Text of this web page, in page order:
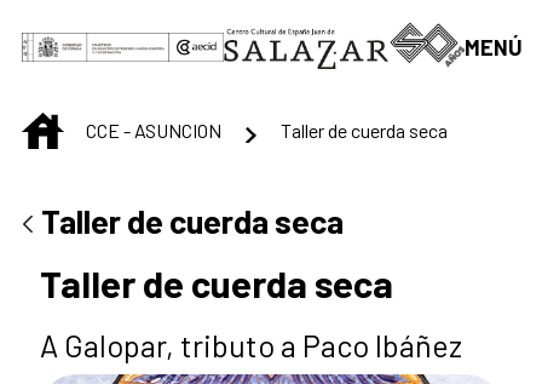
Saltar al contenido principal
MENÚ
INICIOCCE - ASUNCION Taller de cuerda seca
Taller de cuerda seca
Taller de cuerda seca
A Galopar, tributo a Paco Ibáñez